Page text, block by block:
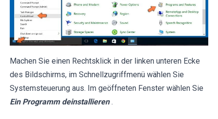
Machen Sie einen Rechtsklick in der linken unteren Ecke
des Bildschirms, im Schnellzugriffmenü wählen Sie
Systemsteuerung aus. Im geöffneten Fenster wählen Sie
Ein Programm deinstallieren .